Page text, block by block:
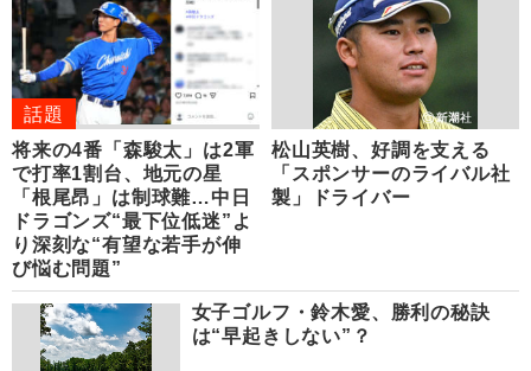
話題
将来の4番「森駿太」は2軍
で打率1割台、地元の星
「根尾昂」は制球難…中日
ドラゴンズ“最下位低迷”よ
り深刻な“有望な若手が伸
び悩む問題”
松山英樹、好調を支える
「スポンサーのライバル社
製」ドライバー
女子ゴルフ・鈴木愛、勝利の秘訣
は“早起きしない”？